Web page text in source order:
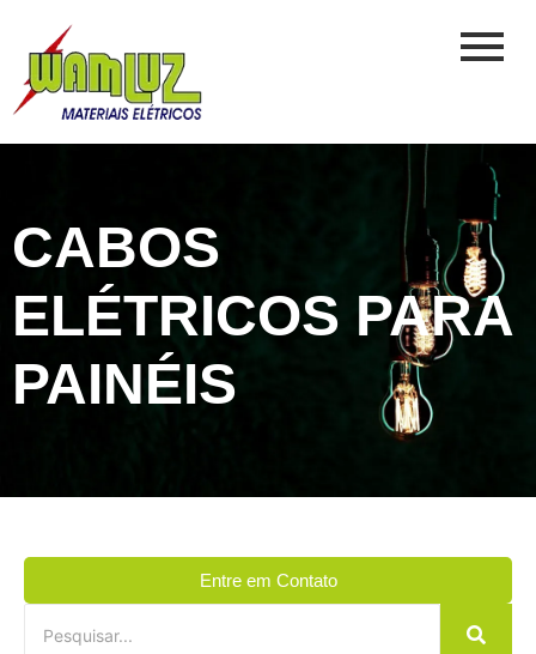
CABOS
ELÉTRICOS PARA
PAINÉIS
Entre em Contato